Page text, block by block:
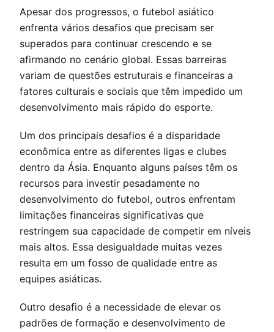
Apesar dos progressos, o futebol asiático
enfrenta vários desafios que precisam ser
superados para continuar crescendo e se
afirmando no cenário global. Essas barreiras
variam de questões estruturais e financeiras a
fatores culturais e sociais que têm impedido um
desenvolvimento mais rápido do esporte.
Um dos principais desafios é a disparidade
econômica entre as diferentes ligas e clubes
dentro da Ásia. Enquanto alguns países têm os
recursos para investir pesadamente no
desenvolvimento do futebol, outros enfrentam
limitações financeiras significativas que
restringem sua capacidade de competir em níveis
mais altos. Essa desigualdade muitas vezes
resulta em um fosso de qualidade entre as
equipes asiáticas.
Outro desafio é a necessidade de elevar os
padrões de formação e desenvolvimento de